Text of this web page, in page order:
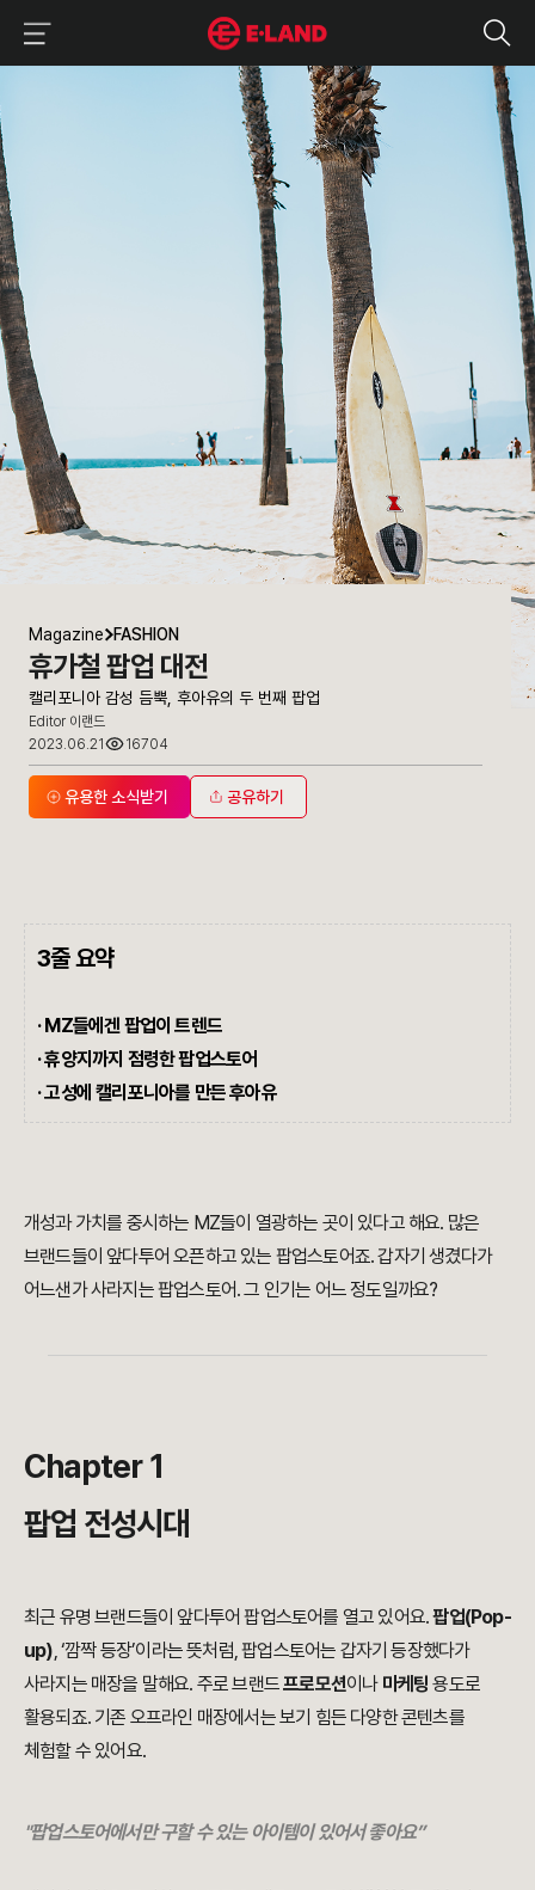
캘리포니아 감성 듬뿍, 후아유의 두 번째 팝업
매거진 상세보기
Magazine FASHION
휴가철 팝업 대전
캘리포니아 감성 듬뿍, 후아유의 두 번째 팝업
Editor 이랜드
2023.06.21
16704
유용한 소식받기 공유하기
3줄 요약
·MZ들에겐 팝업이 트렌드
·휴양지까지 점령한 팝업스토어
· 고성에 캘리포니아를 만든 후아유
개성과 가치를 중시하는 MZ들이 열광하는 곳이 있다고 해요. 많은
브랜드들이 앞다투어 오픈하고 있는 팝업스토어죠. 갑자기 생겼다가
어느샌가 사라지는 팝업스토어. 그 인기는 어느 정도일까요?
Chapter 1
팝업 전성시대
최근 유명 브랜드들이 앞다투어 팝업스토어를 열고 있어요.팝업(Pop-
up), ‘깜짝 등장’이라는 뜻처럼, 팝업스토어는 갑자기 등장했다가
사라지는 매장을 말해요. 주로 브랜드프로모션이나 마케팅 용도로
활용되죠. 기존 오프라인 매장에서는 보기 힘든 다양한 콘텐츠를
체험할 수 있어요.
"팝업스토어에서만 구할 수 있는 아이템이 있어서 좋아요”